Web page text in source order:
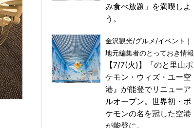
み食べ放題」を満喫しよ
う。
金沢観光/グルメ/イベント｜
地元編集者のとっておき情報
【7/7(火)】『のと里山ポ
ケモン・ウィズ・ユー空
港』が能登でリニューア
ルオープン。世界初・ポ
ケモンの名を冠した空港
が能登に。